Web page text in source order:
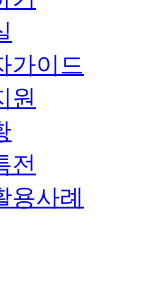
가이드
원
전
용사례